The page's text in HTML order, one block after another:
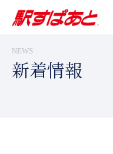
NEWS
新着情報